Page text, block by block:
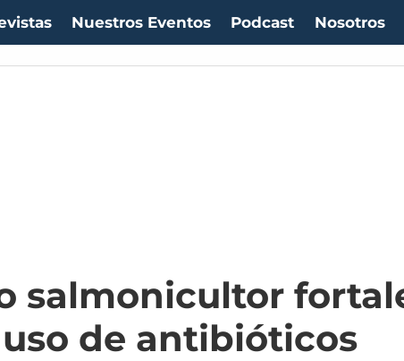
Nuestros Eventos Podcast Nosotros
salmonicultor
de antibióticos